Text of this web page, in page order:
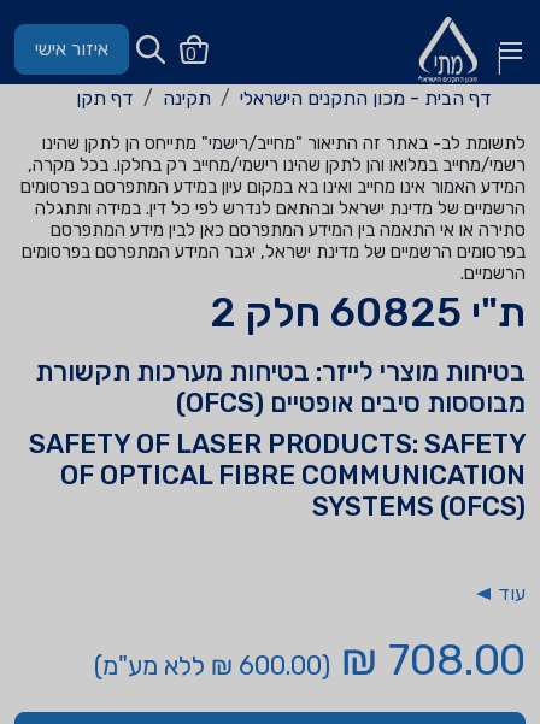
0 איזור אישי
דף הבית - מכון התקנים הישראלי תקינה דף תקן
לתשומת לב- באתר זה התיאור "מחייב/רישמי" מתייחס הן לתקן שהינו
רשמי/מחייב במלואו והן לתקן שהינו רישמי/מחייב רק בחלקו. בכל מקרה,
המידע האמור אינו מחייב ואינו בא במקום עיון במידע המתפרסם בפרסומים
הרשמיים של מדינת ישראל ובהתאם לנדרש לפי כל דין. במידה ותתגלה
סתירה או אי התאמה בין המידע המתפרסם כאן לבין מידע המתפרסם
בפרסומים הרשמיים של מדינת ישראל, יגבר המידע המתפרסם בפרסומים
הרשמיים.
ת"י 60825 חלק 2
בטיחות מוצרי לייזר: בטיחות מערכות תקשורת
מבוססות סיבים אופטיים (OFCS)
SAFETY OF LASER PRODUCTS: SAFETY
OF OPTICAL FIBRE COMMUNICATION
SYSTEMS (OFCS)
עוד
708.00 ₪ (600.00 ₪ ללא מע"מ)